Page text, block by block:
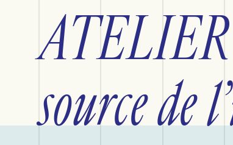
ATELIER
source de